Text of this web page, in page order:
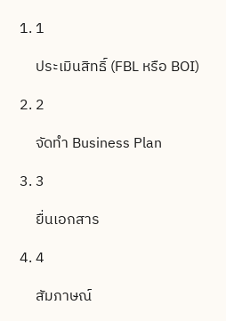
1
ประเมินสิทธิ์ (FBL หรือ BOI)
2
จัดทำ Business Plan
3
ยื่นเอกสาร
4
สัมภาษณ์